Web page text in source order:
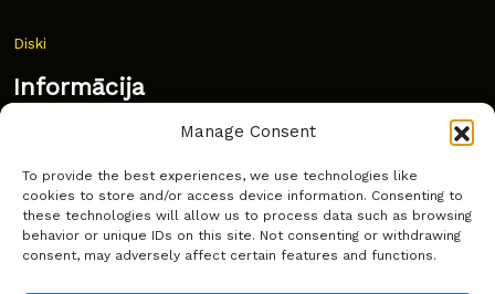
Manage Consent
To provide the best experiences, we use technologies like
cookies to store and/or access device information. Consenting to
these technologies will allow us to process data such as browsing
behavior or unique IDs on this site. Not consenting or withdrawing
consent, may adversely affect certain features and functions.
Diski
Informācija
Bieži uzdoti jautājumi
Kur pirkt?
Sīkdatņu politika